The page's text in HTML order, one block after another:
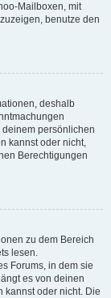
Mailboxen, mit
benutze den
deshalb
persönlichen
kannst oder nicht,
Berechtigungen
zu dem Bereich
lesen.
Forums, in dem sie
es von deinen
kannst oder nicht. Die